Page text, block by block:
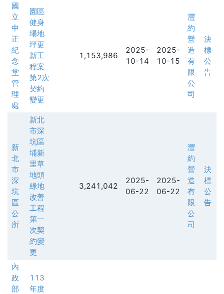
國
立
中
正
紀
念
堂
管
理
處
園區
健身
場地
坪更
新工
程案
第2次
契約
變更
1,153,986
2025-
10-14
2025-
10-15
灃
約
營
造
有
限
公
司
決
標
公
告
新
北
市
深
坑
區
公
所
新北
市深
坑區
埔新
里草
地頭
綠地
改善
工程
第一
次契
約變
更
3,241,042
2025-
06-22
2025-
06-22
灃
約
營
造
有
限
公
司
決
標
公
告
內
政
部
113
年度